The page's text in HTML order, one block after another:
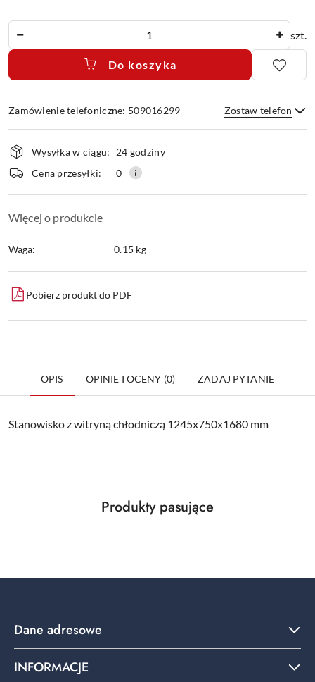
szt.
Do koszyka
Zamówienie telefoniczne: 509016299 Zostaw telefon
Wyślij
Dostępność
i
dostawa
Wysyłka w ciągu:
24 godziny
Cena przesyłki:
0
Więcej o produkcie
Waga: 0.15 kg
Pobierz produkt do PDF
OPIS OPINIE I OCENY (0) ZADAJ PYTANIE
Stanowisko z witryną chłodniczą 1245x750x1680 mm
Pomiń karuzelę produktów
Produkty
Produkty pasujące
Dane adresowe
INFORMACJE